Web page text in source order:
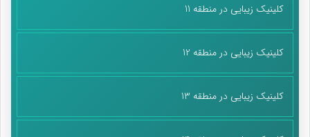
کلینیک زیبایی در منطقه 11
کلینیک زیبایی در منطقه 12
کلینیک زیبایی در منطقه 13